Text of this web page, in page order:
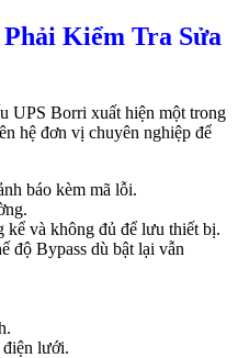
Kiểm Tra Sửa
UPS Borri xuất hiện một trong
hệ đơn vị chuyên nghiệp để
báo kèm mã lỗi.
kể và không đủ để lưu thiết bị.
độ Bypass dù bật lại vẫn
lưới.